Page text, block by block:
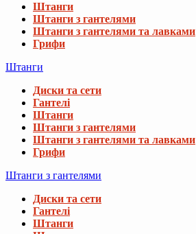
Штанги
Штанги з гантелями
Штанги з гантелями та лавками
Грифи
Штанги
Диски та сети
Гантелі
Штанги
Штанги з гантелями
Штанги з гантелями та лавками
Грифи
Штанги з гантелями
Диски та сети
Гантелі
Штанги